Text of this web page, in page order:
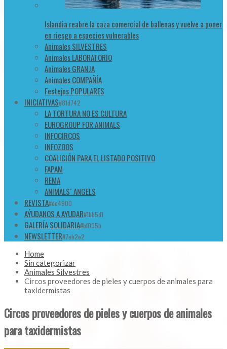
Islandia reabre la caza comercial de ballenas y vuelve a poner
en riesgo a especies vulnerables
Animales SILVESTRES
Animales LABORATORIO
Animales GRANJA
Animales COMPAÑÍA
Festejos POPULARES
INICIATIVAS#81d742
LA TORTURA NO ES CULTURA
EUROGROUP FOR ANIMALS
INFOCIRCOS
INFOZOOS
COALICIÓN PARA EL LISTADO POSITIVO
FAPAM
REMA
ANIMALS´ ANGELS
REVISTA#de4900
AÝUDANOS A AYUDAR#1bb5d1
GALERÍA SOLIDARIA#bf035b
NEWSLETTER#7eb2e2
Home
Sin categorizar
Animales Silvestres
Circos proveedores de pieles y cuerpos de animales para
taxidermistas
Circos proveedores de pieles y cuerpos de animales
para taxidermistas